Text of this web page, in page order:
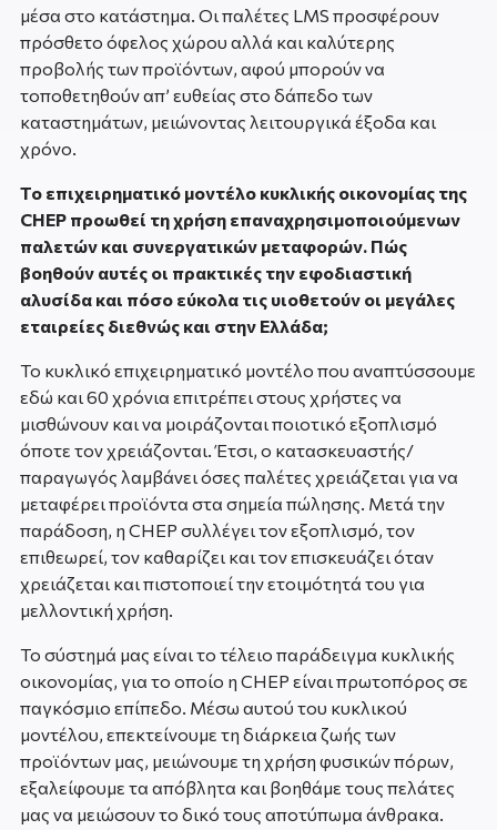
μέσα στο κατάστημα. Οι παλέτες LMS προσφέρουν
πρόσθετο όφελος χώρου αλλά και καλύτερης
προβολής των προϊόντων, αφού μπορούν να
τοποθετηθούν απ’ ευθείας στο δάπεδο των
καταστημάτων, μειώνοντας λειτουργικά έξοδα και
χρόνο.
Το επιχειρηματικό μοντέλο κυκλικής οικονομίας της
CHEP προωθεί τη χρήση επαναχρησιμοποιούμενων
παλετών και συνεργατικών μεταφορών. Πώς
βοηθούν αυτές οι πρακτικές την εφοδιαστική
αλυσίδα και πόσο εύκολα τις υιοθετούν οι μεγάλες
εταιρείες διεθνώς και στην Ελλάδα;
Το κυκλικό επιχειρηματικό μοντέλο που αναπτύσσουμε
εδώ και 60 χρόνια επιτρέπει στους χρήστες να
μισθώνουν και να μοιράζονται ποιοτικό εξοπλισμό
όποτε τον χρειάζονται. Έτσι, ο κατασκευαστής/
παραγωγός λαμβάνει όσες παλέτες χρειάζεται για να
μεταφέρει προϊόντα στα σημεία πώλησης. Μετά την
παράδοση, η CHEP συλλέγει τον εξοπλισμό, τον
επιθεωρεί, τον καθαρίζει και τον επισκευάζει όταν
χρειάζεται και πιστοποιεί την ετοιμότητά του για
μελλοντική χρήση.
Το σύστημά μας είναι το τέλειο παράδειγμα κυκλικής
οικονομίας, για το οποίο η CHEP είναι πρωτοπόρος σε
παγκόσμιο επίπεδο. Μέσω αυτού του κυκλικού
μοντέλου, επεκτείνουμε τη διάρκεια ζωής των
προϊόντων μας, μειώνουμε τη χρήση φυσικών πόρων,
εξαλείφουμε τα απόβλητα και βοηθάμε τους πελάτες
μας να μειώσουν το δικό τους αποτύπωμα άνθρακα.